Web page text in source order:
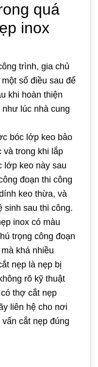
quá
inox
trình, gia chủ
số điều sau để
khi hoàn thiện
lúc nhà cung
bóc lớp keo bảo
và trong khi lắp
lớp keo này sau
đoạn thi công
keo thừa, và
sinh sau thi công.
inox có màu
trọng công đoạn
khá nhiều
nẹp là nẹp bị
rõ kỹ thuật
thợ cắt nẹp
liên hệ cho nơi
cắt nẹp đúng